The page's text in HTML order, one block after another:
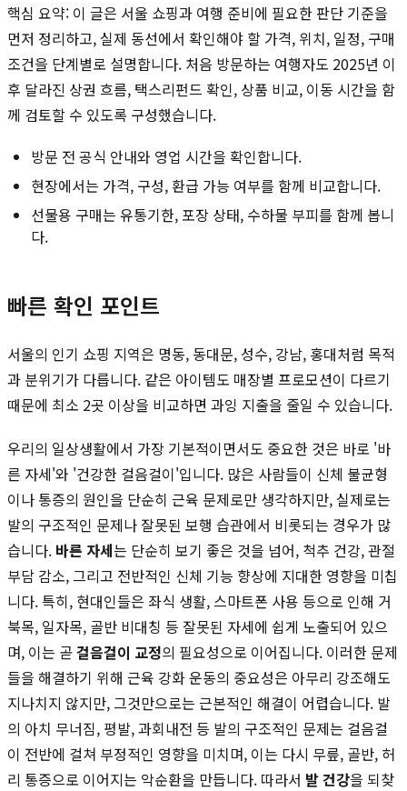
핵심 요약: 이 글은 서울 쇼핑과 여행 준비에 필요한 판단 기준을
먼저 정리하고, 실제 동선에서 확인해야 할 가격, 위치, 일정, 구매
조건을 단계별로 설명합니다. 처음 방문하는 여행자도 2025년 이
후 달라진 상권 흐름, 택스리펀드 확인, 상품 비교, 이동 시간을 함
께 검토할 수 있도록 구성했습니다.
방문 전 공식 안내와 영업 시간을 확인합니다.
현장에서는 가격, 구성, 환급 가능 여부를 함께 비교합니다.
선물용 구매는 유통기한, 포장 상태, 수하물 부피를 함께 봅니
다.
빠른 확인 포인트
서울의 인기 쇼핑 지역은 명동, 동대문, 성수, 강남, 홍대처럼 목적
과 분위기가 다릅니다. 같은 아이템도 매장별 프로모션이 다르기
때문에 최소 2곳 이상을 비교하면 과잉 지출을 줄일 수 있습니다.
우리의 일상생활에서 가장 기본적이면서도 중요한 것은 바로 '바
른 자세'와 '건강한 걸음걸이'입니다. 많은 사람들이 신체 불균형
이나 통증의 원인을 단순히 근육 문제로만 생각하지만, 실제로는
발의 구조적인 문제나 잘못된 보행 습관에서 비롯되는 경우가 많
습니다. 바른 자세는 단순히 보기 좋은 것을 넘어, 척추 건강, 관절
부담 감소, 그리고 전반적인 신체 기능 향상에 지대한 영향을 미칩
니다. 특히, 현대인들은 좌식 생활, 스마트폰 사용 등으로 인해 거
북목, 일자목, 골반 비대칭 등 잘못된 자세에 쉽게 노출되어 있으
며, 이는 곧걸음걸이 교정의 필요성으로 이어집니다. 이러한 문제
들을 해결하기 위해 근육 강화 운동의 중요성은 아무리 강조해도
지나치지 않지만, 그것만으로는 근본적인 해결이 어렵습니다. 발
의 아치 무너짐, 평발, 과회내전 등 발의 구조적인 문제는 걸음걸
이 전반에 걸쳐 부정적인 영향을 미치며, 이는 다시 무릎, 골반, 허
리 통증으로 이어지는 악순환을 만듭니다. 따라서 발 건강을 되찾